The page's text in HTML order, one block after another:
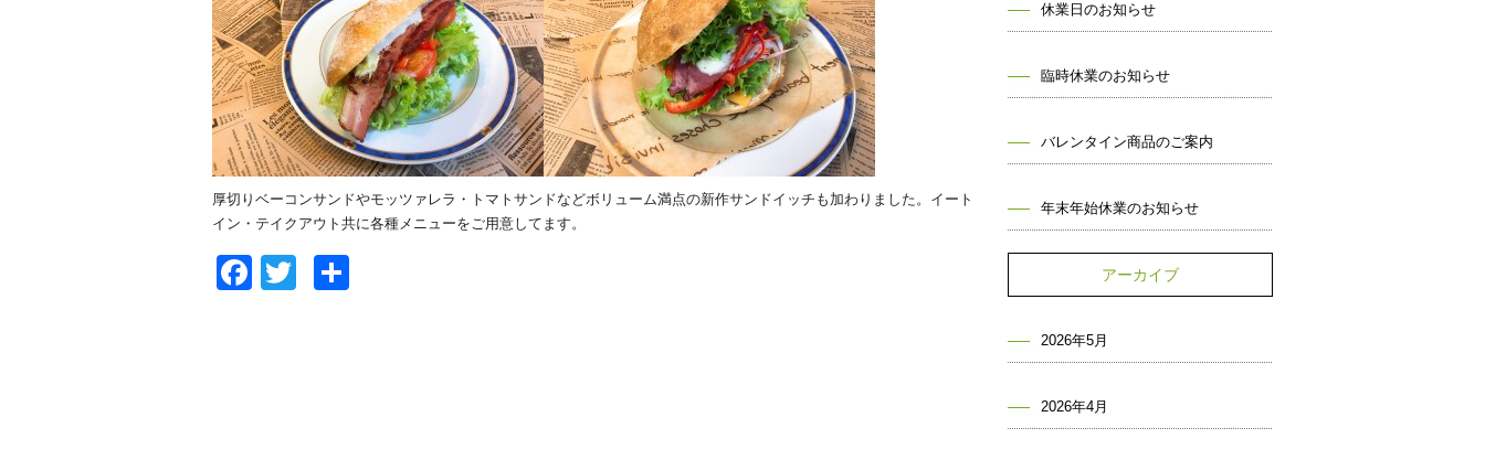
厚切りベーコンサンドやモッツァレラ・トマトサンドなどボリューム満点の新作サンドイッチも加わりました。イート
イン・テイクアウト共に各種メニューをご用意してます。
Facebook
Twitter
休業日のお知らせ
臨時休業のお知らせ
バレンタイン商品のご案内
年末年始休業のお知らせ
アーカイブ
2026年5月
2026年4月